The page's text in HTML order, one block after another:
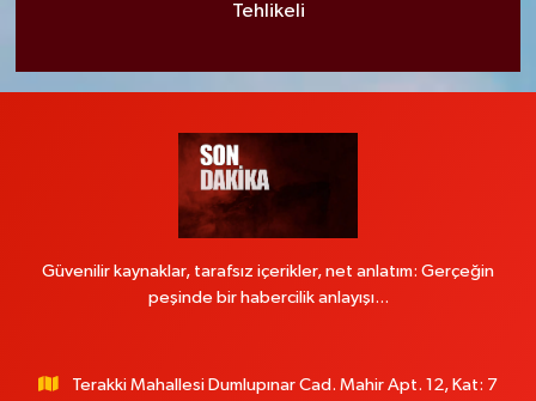
Tehlikeli
Güvenilir kaynaklar, tarafsız içerikler, net anlatım: Gerçeğin
peşinde bir habercilik anlayışı...
Terakki Mahallesi Dumlupınar Cad. Mahir Apt. 12, Kat: 7